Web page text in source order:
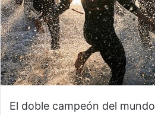
El doble campeón del mundo